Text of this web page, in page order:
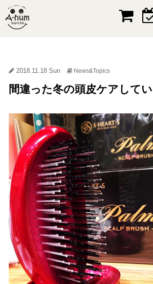
2018.11.18 Sun News&Topics
間違った冬の頭皮ケアして